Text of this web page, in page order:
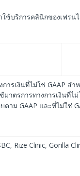
ช้บริการคลินิกของเฟรน
ารเงินที่ไม่ใช่ GAAP สำ
าตรการทางการเงินที่ไ
าม GAAP และที่ไม่ใช่
Rize Clinic, Gorilla